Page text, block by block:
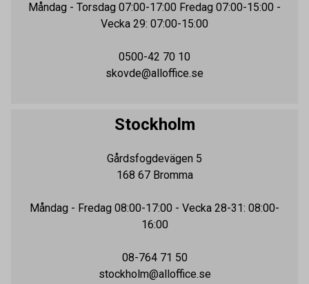
Måndag - Torsdag 07:00-17:00 Fredag 07:00-15:00 -
Vecka 29: 07:00-15:00
0500-42 70 10
skovde@alloffice.se
Stockholm
Gårdsfogdevägen 5
168 67 Bromma
Måndag - Fredag 08:00-17:00 - Vecka 28-31: 08:00-
16:00
08-764 71 50
stockholm@alloffice.se